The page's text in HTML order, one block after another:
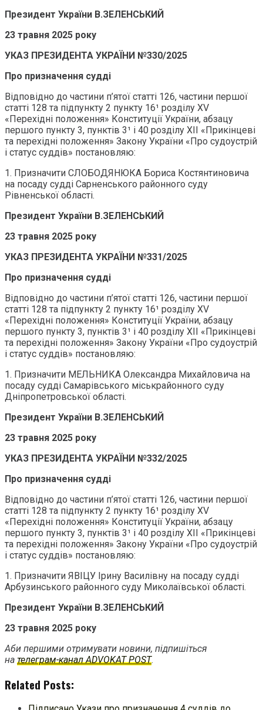
Президент України В.ЗЕЛЕНСЬКИЙ
23 травня 2025 року
УКАЗ ПРЕЗИДЕНТА УКРАЇНИ №330/2025
Про призначення судді
Відповідно до частини п’ятої статті 126, частини першої
статті 128 та підпункту 2 пункту 16¹ розділу XV
«Перехідні положення» Конституції України, абзацу
першого пункту 3, пунктів 3¹ і 40 розділу ХІІ «Прикінцеві
та перехідні положення» Закону України «Про судоустрій
і статус суддів» постановляю:
1. Призначити СЛОБОДЯНЮКА Бориса Костянтиновича
на посаду судді Сарненського районного суду
Рівненської області.
Президент України В.ЗЕЛЕНСЬКИЙ
23 травня 2025 року
УКАЗ ПРЕЗИДЕНТА УКРАЇНИ №331/2025
Про призначення судді
Відповідно до частини п’ятої статті 126, частини першої
статті 128 та підпункту 2 пункту 16¹ розділу XV
«Перехідні положення» Конституції України, абзацу
першого пункту 3, пунктів 3¹ і 40 розділу ХІІ «Прикінцеві
та перехідні положення» Закону України «Про судоустрій
і статус суддів» постановляю:
1. Призначити МЕЛЬНИКА Олександра Михайловича на
посаду судді Самарівського міськрайонного суду
Дніпропетровської області.
Президент України В.ЗЕЛЕНСЬКИЙ
23 травня 2025 року
УКАЗ ПРЕЗИДЕНТА УКРАЇНИ №332/2025
Про призначення судді
Відповідно до частини п’ятої статті 126, частини першої
статті 128 та підпункту 2 пункту 16¹ розділу XV
«Перехідні положення» Конституції України, абзацу
першого пункту 3, пунктів 3¹ і 40 розділу ХІІ «Прикінцеві
та перехідні положення» Закону України «Про судоустрій
і статус суддів» постановляю:
1. Призначити ЯВІЦУ Ірину Василівну на посаду судді
Арбузинського районного суду Миколаївської області.
Президент України В.ЗЕЛЕНСЬКИЙ
23 травня 2025 року
Аби першими отримувати новини, підпишіться
на телеграм-канал ADVOKAT POST.
Related Posts: